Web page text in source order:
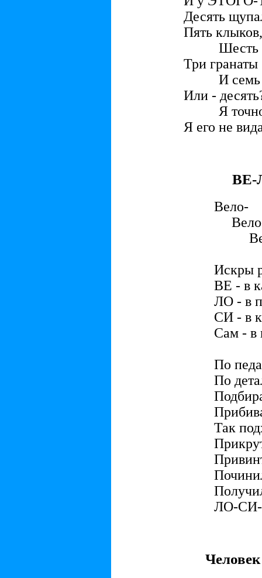
Десять
Пять клыков,
Шесть
Три гранаты
И семь
Или -
Я точно
Я его не
ВЕ-
Вело-
Искры
ВЕ - в
ЛО - в
СИ - в
Сам - в
По
По
Так
ЛО-